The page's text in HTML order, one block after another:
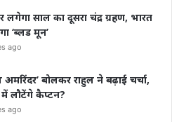
लगेगा साल का दूसरा चंद्र ग्रहण, भारत
‘ब्लड मून’
ago
बोलकर राहुल ने बढ़ाई चर्चा,
में लौटेंगे कैप्टन?
ago